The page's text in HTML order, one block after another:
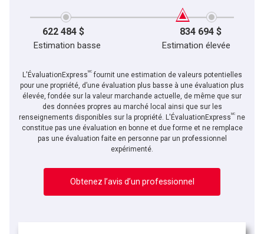
622 484 $ 834 694 $
Estimation basse Estimation élevée
L'ÉvaluationExpressMCfournit une estimation de valeurs potentielles
pour une propriété, d’une évaluation plus basse à une évaluation plus
élevée, fondée sur la valeur marchande actuelle, de même que sur
des données propres au marché local ainsi que sur les
renseignements disponibles sur la propriété. L'ÉvaluationExpressMC ne
constitue pas une évaluation en bonne et due forme et ne remplace
pas une évaluation faite en personne par un professionnel
expérimenté.
Obtenez l’avis d’un professionnel